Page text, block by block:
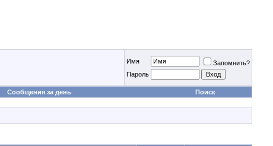
Имя
Запомнить?
Пароль
Сообщения за день Поиск